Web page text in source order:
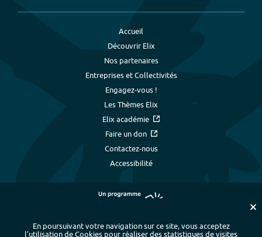
Accueil
Découvrir Elix
Nos partenaires
Entreprises et Collectivités
Engagez-vous !
Les Thèmes Elix
Elix académie
Faire un don
Contactez-nous
Accessibilité
En poursuivant votre navigation sur ce site, vous acceptez
l’utilisation de Cookies pour réaliser des statistiques de visites